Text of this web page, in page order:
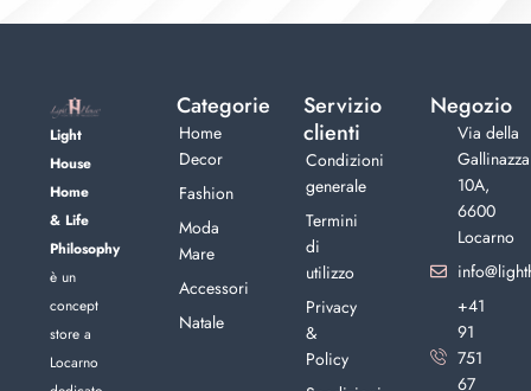
Light
House
Home
& Life
Philosophy
è un
concept
store a
Locarno
Categorie
Home
Decor
Fashion
Moda
Mare
Accessori
Natale
Servizio
clienti
Condizioni
generale
Termini
di
utilizzo
Privacy
&
Policy
Negozio
Via della
Gallinazza
10A,
6600
Locarno
+41
91
751
67